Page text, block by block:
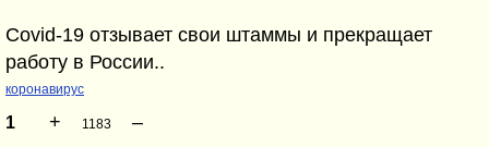
Covid-19 отзывает свои штаммы и прекращает
работу в России..
коронавирус
1 + 1183 –